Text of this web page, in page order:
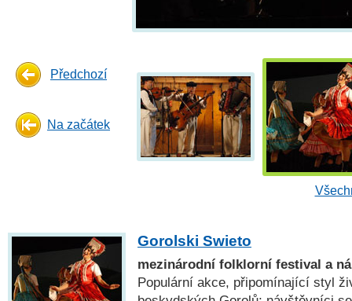
Předchozí
Na začátek
Gorolski Swieto
mezinárodní folklorní festival a
Populární akce, připomínající styl